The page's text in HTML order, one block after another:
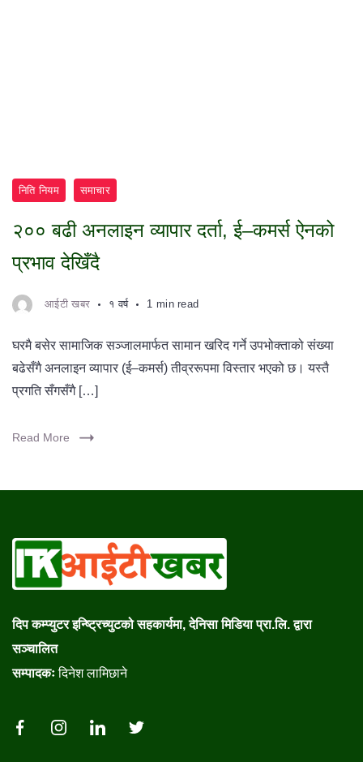
निति नियम समाचार
२०० बढी अनलाइन व्यापार दर्ता, ई–कमर्स ऐनको
प्रभाव देखिँदै
आईटी खबर १ वर्ष 1 min read
घरमै बसेर सामाजिक सञ्जालमार्फत सामान खरिद गर्ने उपभोक्ताको संख्या
बढेसँगै अनलाइन व्यापार (ई–कमर्स) तीव्ररूपमा विस्तार भएको छ। यस्तै
प्रगति सँगसँगै […]
Read More
दिप कम्प्युटर इन्ष्ट्रिच्युटको सहकार्यमा, देनिसा मिडिया प्रा.लि. द्वारा
सञ्चालित
सम्पादकःदिनेश लामिछाने